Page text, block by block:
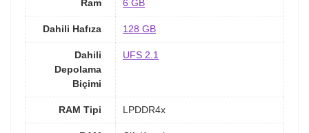
Ram 6 GB
Dahili Hafıza 128 GB
Dahili
Depolama
Biçimi
UFS 2.1
RAM Tipi LPDDR4x